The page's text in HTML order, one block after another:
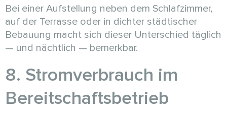
Bei einer Aufstellung neben dem Schlafzimmer,
auf der Terrasse oder in dichter städtischer
Bebauung macht sich dieser Unterschied täglich
— und nächtlich — bemerkbar.
8. Stromverbrauch im
Bereitschaftsbetrieb